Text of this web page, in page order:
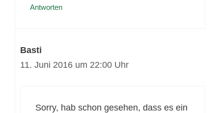
Antworten
Basti
11. Juni 2016 um 22:00 Uhr
Sorry, hab schon gesehen, dass es ein